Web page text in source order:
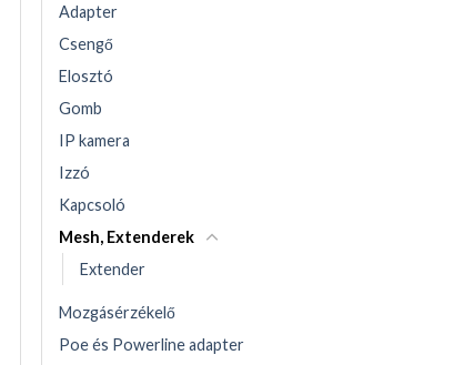
Adapter
Csengő
Elosztó
Gomb
IP kamera
Izzó
Kapcsoló
Mesh, Extenderek
Extender
Mozgásérzékelő
Poe és Powerline adapter